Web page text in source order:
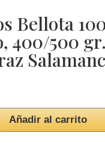
Bellota
400/500
Añadir al carrito